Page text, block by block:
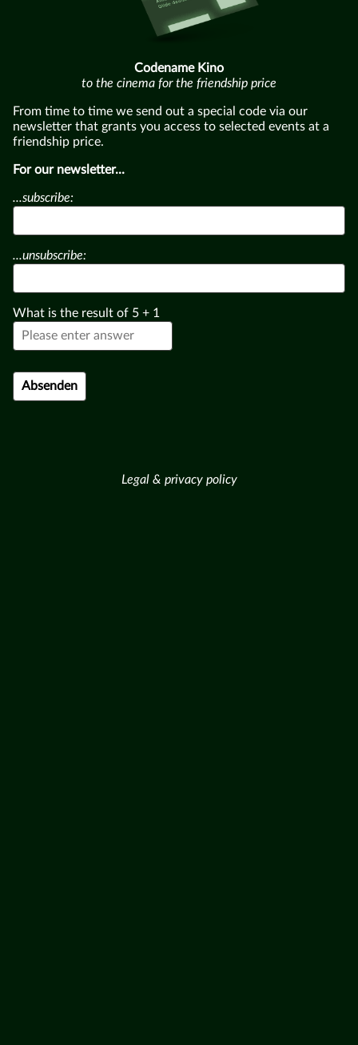
Codename Kino
to the cinema for the friendship price
From time to time we send out a special code via our
newsletter that grants you access to selected events at a
friendship price.
For our newsletter...
...subscribe:
...unsubscribe:
What is the result of 5 + 1
Legal & privacy policy